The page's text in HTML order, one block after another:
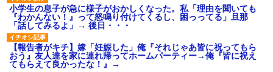
小学生の息子が急に様子がおかしくなった。私「理由を聞いても
『わかんない！』って怒鳴り付けてくるし、困っってる」旦那
「話してみるよ」→ 後日・・・
【報告者がキチ】嫁「妊娠した」俺『それじゃあ皆に祝ってもら
おう』友人達を家に連れ帰ってホームパーティー→俺『皆に祝え
てもらえて良かったな！』→